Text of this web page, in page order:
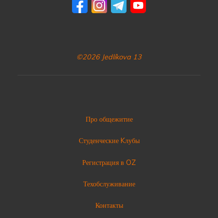
©2026 Jedlíkova 13
Про общежитие
Студенческие Kлубы
Регистрация в OZ
Техобслуживание
Контакты